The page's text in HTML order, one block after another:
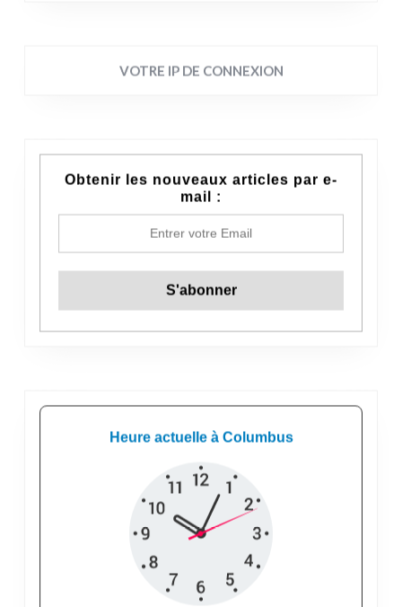
VOTRE IP DE CONNEXION
Obtenir les nouveaux articles par e-
mail :